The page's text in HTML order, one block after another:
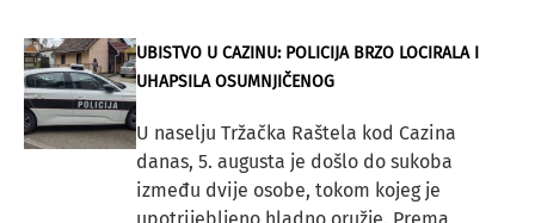
UBISTVO U CAZINU: POLICIJA BRZO LOCIRALA I
UHAPSILA OSUMNJIČENOG
U naselju Tržačka Raštela kod Cazina
danas, 5. augusta je došlo do sukoba
između dvije osobe, tokom kojeg je
upotrijebljeno hladno oružje. Prema